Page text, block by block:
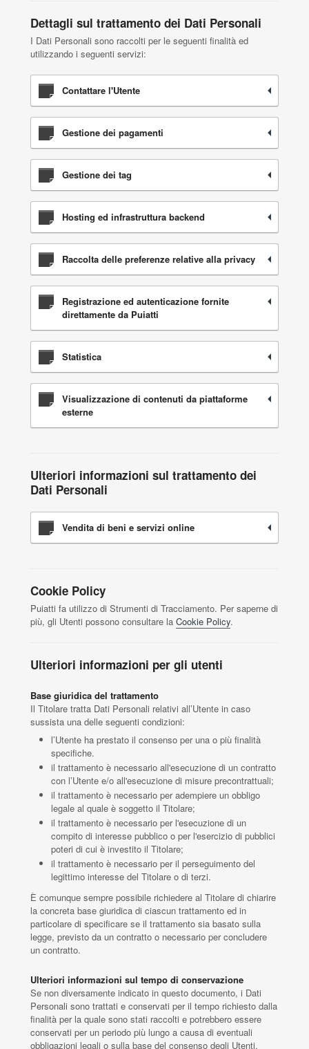
Dettagli sul trattamento dei Dati Personali
I Dati Personali sono raccolti per le seguenti finalità ed
utilizzando i seguenti servizi:
Contattare l'Utente
Gestione dei pagamenti
Gestione dei tag
Hosting ed infrastruttura backend
Raccolta delle preferenze relative alla privacy
Registrazione ed autenticazione fornite
direttamente da Puiatti
Statistica
Visualizzazione di contenuti da piattaforme
esterne
Ulteriori informazioni sul trattamento dei
Dati Personali
Vendita di beni e servizi online
Cookie Policy
Puiatti fa utilizzo di Strumenti di Tracciamento. Per saperne di
più, gli Utenti possono consultare la Cookie Policy.
Ulteriori informazioni per gli utenti
Base giuridica del trattamento
Il Titolare tratta Dati Personali relativi all’Utente in caso
sussista una delle seguenti condizioni:
l’Utente ha prestato il consenso per una o più finalità
specifiche.
il trattamento è necessario all'esecuzione di un contratto
con l’Utente e/o all'esecuzione di misure precontrattuali;
il trattamento è necessario per adempiere un obbligo
legale al quale è soggetto il Titolare;
il trattamento è necessario per l'esecuzione di un
compito di interesse pubblico o per l'esercizio di pubblici
poteri di cui è investito il Titolare;
il trattamento è necessario per il perseguimento del
legittimo interesse del Titolare o di terzi.
È comunque sempre possibile richiedere al Titolare di chiarire
la concreta base giuridica di ciascun trattamento ed in
particolare di specificare se il trattamento sia basato sulla
legge, previsto da un contratto o necessario per concludere
un contratto.
Ulteriori informazioni sul tempo di conservazione
Se non diversamente indicato in questo documento, i Dati
Personali sono trattati e conservati per il tempo richiesto dalla
finalità per la quale sono stati raccolti e potrebbero essere
conservati per un periodo più lungo a causa di eventuali
obbligazioni legali o sulla base del consenso degli Utenti.